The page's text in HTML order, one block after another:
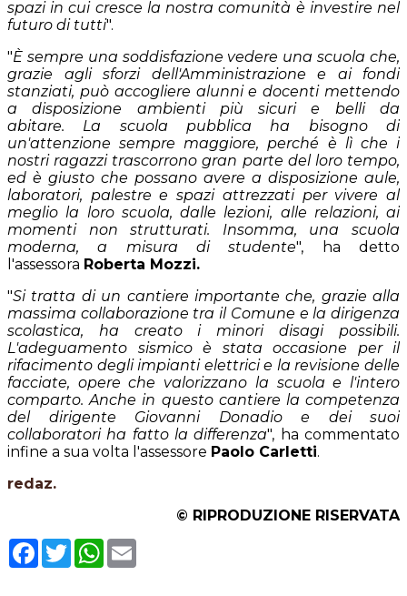
spazi in cui cresce la nostra comunità è investire nel
futuro di tutti".
"È sempre una soddisfazione vedere una scuola che,
grazie agli sforzi dell'Amministrazione e ai fondi
stanziati, può accogliere alunni e docenti mettendo
a disposizione ambienti più sicuri e belli da
abitare.
La scuola pubblica ha bisogno di
un'attenzione sempre maggiore, perché è lì che i
nostri ragazzi trascorrono gran parte del loro tempo,
ed è giusto che possano avere a disposizione aule,
laboratori, palestre e spazi attrezzati per vivere al
meglio la loro scuola, dalle lezioni, alle relazioni, ai
momenti non strutturati. Insomma, una scuola
moderna, a misura di studente", ha detto
l'assessora Roberta Mozzi.
"Si tratta di un cantiere importante che, grazie alla
massima collaborazione tra il Comune e la dirigenza
scolastica, ha creato i minori disagi possibili.
L'adeguamento sismico è stata occasione per il
rifacimento degli impianti elettrici e la revisione delle
facciate, opere che valorizzano la scuola e l'intero
comparto. Anche in questo cantiere la competenza
del dirigente Giovanni Donadio e dei suoi
collaboratori ha fatto la differenza", ha commentato
infine a sua volta l'assessore Paolo Carletti.
redaz.
© RIPRODUZIONE RISERVATA
Facebook
TwitterWhatsApp